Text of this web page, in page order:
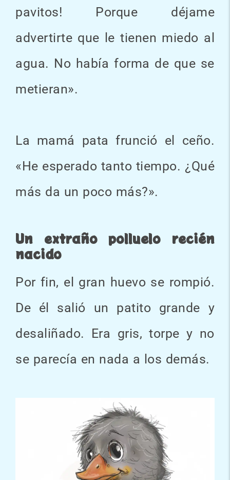
pavitos! Porque déjame
advertirte que le tienen miedo al
agua. No había forma de que se
metieran».
La mamá pata frunció el ceño.
«He esperado tanto tiempo. ¿Qué
más da un poco más?».
Un extraño polluelo recién
nacido
Por fin, el gran huevo se rompió.
De él salió un patito grande y
desaliñado. Era gris, torpe y no
se parecía en nada a los demás.